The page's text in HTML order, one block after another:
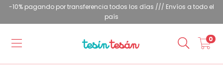
-10% pagando por transferencia todos los días /// Envíos a todo el
país
0